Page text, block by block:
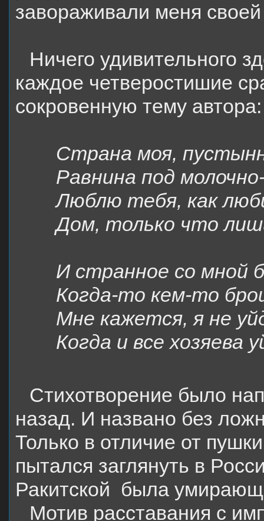
завораживали меня
Ничего удивительного
каждое четверостишие
сокровенную тему автора:
Страна моя,
Равнина под
Люблю тебя, как
Дом, только что
И странное со мной
Когда-то кем-то
Мне кажется, я не
Когда и все хозяева
Стихотворение было
назад. И названо без
Только в отличие от
пытался заглянуть в
Ракитской была
Мотив расставания с